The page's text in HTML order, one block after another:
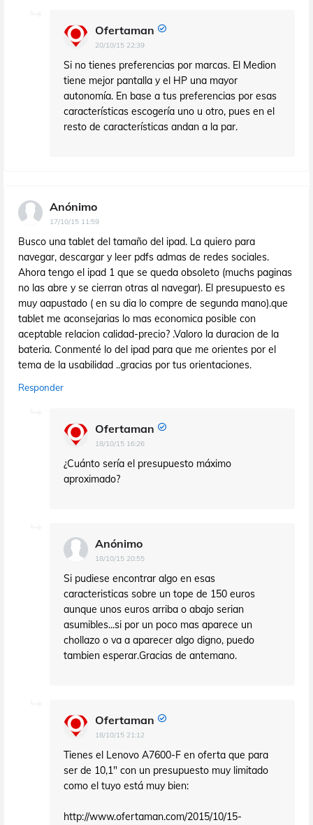
Ofertaman
20/10/15 22:39
Si no tienes preferencias por marcas. El Medion
tiene mejor pantalla y el HP una mayor
autonomía. En base a tus preferencias por esas
características escogería uno u otro, pues en el
resto de características andan a la par.
Anónimo
17/10/15 11:59
Busco una tablet del tamaño del ipad. La quiero para
navegar, descargar y leer pdfs admas de redes sociales.
Ahora tengo el ipad 1 que se queda obsoleto (muchs paginas
no las abre y se cierran otras al navegar). El presupuesto es
muy aapustado ( en su dia lo compre de segunda mano).que
tablet me aconsejarias lo mas economica posible con
aceptable relacion calidad-precio? .Valoro la duracion de la
bateria. Conmenté lo del ipad para que me orientes por el
tema de la usabilidad ..gracias por tus orientaciones.
Responder
Ofertaman
18/10/15 16:26
¿Cuánto sería el presupuesto máximo
aproximado?
Anónimo
18/10/15 20:55
Si pudiese encontrar algo en esas
caracteristicas sobre un tope de 150 euros
aunque unos euros arriba o abajo serian
asumibles...si por un poco mas aparece un
chollazo o va a aparecer algo digno, puedo
tambien esperar.Gracias de antemano.
Ofertaman
18/10/15 21:12
Tienes el Lenovo A7600-F en oferta que para
ser de 10,1" con un presupuesto muy limitado
como el tuyo está muy bien:
http://www.ofertaman.com/2015/10/15-